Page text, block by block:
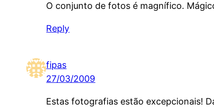
O conjunto de fotos é magnífico.
Reply
fipas
27/03/2009
Estas fotografias estão excepcionais!